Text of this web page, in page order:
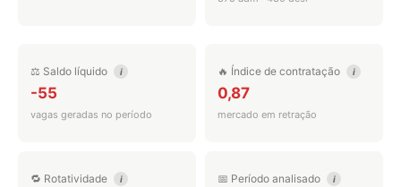
⚖️ Saldo líquido i
-55
vagas geradas no período
🔥 Índice de contratação i
0,87
mercado em retração
🔁 Rotatividade i 📅 Período analisado i